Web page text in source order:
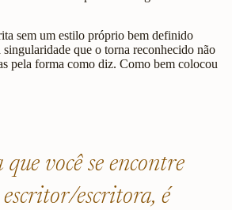
sem um estilo próprio bem definido
que o torna reconhecido não
pela forma como diz. Como bem colocou
que você se encontre
escritor/escritora, é